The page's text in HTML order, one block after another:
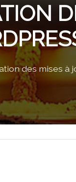
des mises à